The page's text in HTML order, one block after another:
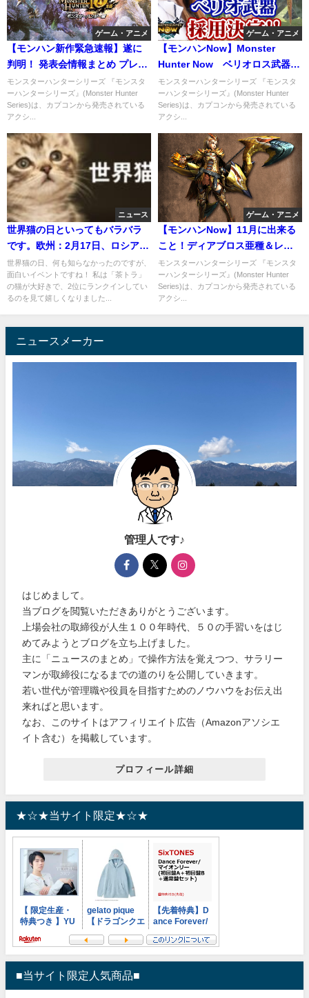
ゲーム・アニメ
【モンハン新作緊急速報】遂に
判明！ 発表会情報まとめ プレス
テのモンハン新作発表か！
モンスターハンターシリーズ 『モンスタ
ーハンターシリーズ』(Monster Hunter
Series)は、カプコンから発売されている
アクシ...
ゲーム・アニメ
【モンハンNow】Monster
Hunter Now ベリオロス武器の
性能に驚愕！ライトボウガン
モンスターハンターシリーズ 『モンスタ
ーハンターシリーズ』(Monster Hunter
Series)は、カプコンから発売されている
アクシ...
ニュース
世界猫の日といってもバラバラ
です。欧州：2月17日、ロシア：
3月1日、米国：10月29日なの
に、何故8月8日？？
世界猫の日、何も知らなかったのですが、
面白いイベントですね！ 私は「茶トラ」
の猫が大好きで、2位にランクインしてい
るのを見て嬉しくなりました...
ゲーム・アニメ
【モンハンNow】11月に出来る
こと！ディアブロス亜種＆レイ
ギエナ
モンスターハンターシリーズ 『モンスタ
ーハンターシリーズ』(Monster Hunter
Series)は、カプコンから発売されている
アクシ...
ニュースメーカー
管理人です♪
はじめまして。
当ブログを閲覧いただきありがとうございます。
上場会社の取締役が人生１００年時代、５０の手習いをはじ
めてみようとブログを立ち上げました。
主に「ニュースのまとめ」で操作方法を覚えつつ、サラリー
マンが取締役になるまでの道のりを公開していきます。
若い世代が管理職や役員を目指すためのノウハウをお伝え出
来ればと思います。
なお、このサイトはアフィリエイト広告（Amazonアソシエ
イト含む）を掲載しています。
プロフィール詳細
★☆★当サイト限定★☆★
■当サイト限定人気商品■